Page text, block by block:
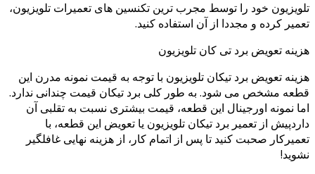
خود را توسط مجرب ترین تکنسین های تعمیرات تلویزیون،
کرده و مجددا از آن استفاده کنید.
تعویض برد تی کان تلویزیون
تعویض برد تیکان تلویزیون با توجه به قیمت نمونه مدرن این
مشخص می شود. به طور کلی برد تیکان قیمت چندانی ندارد.
نمونه اورجینال این قطعه، قیمت بیشتری نسبت به تقلبی آن
از تعمیر برد تیکان تلویزیون یا تعویض این قطعه، با
صحبت کنید تا پس از اتمام کار، از هزینه نهایی غافلگیر